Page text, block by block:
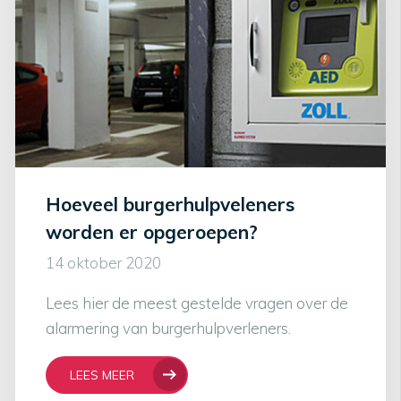
Hoeveel burgerhulpveleners
worden er opgeroepen?
14 oktober 2020
Lees hier de meest gestelde vragen over de
alarmering van burgerhulpverleners.
LEES MEER